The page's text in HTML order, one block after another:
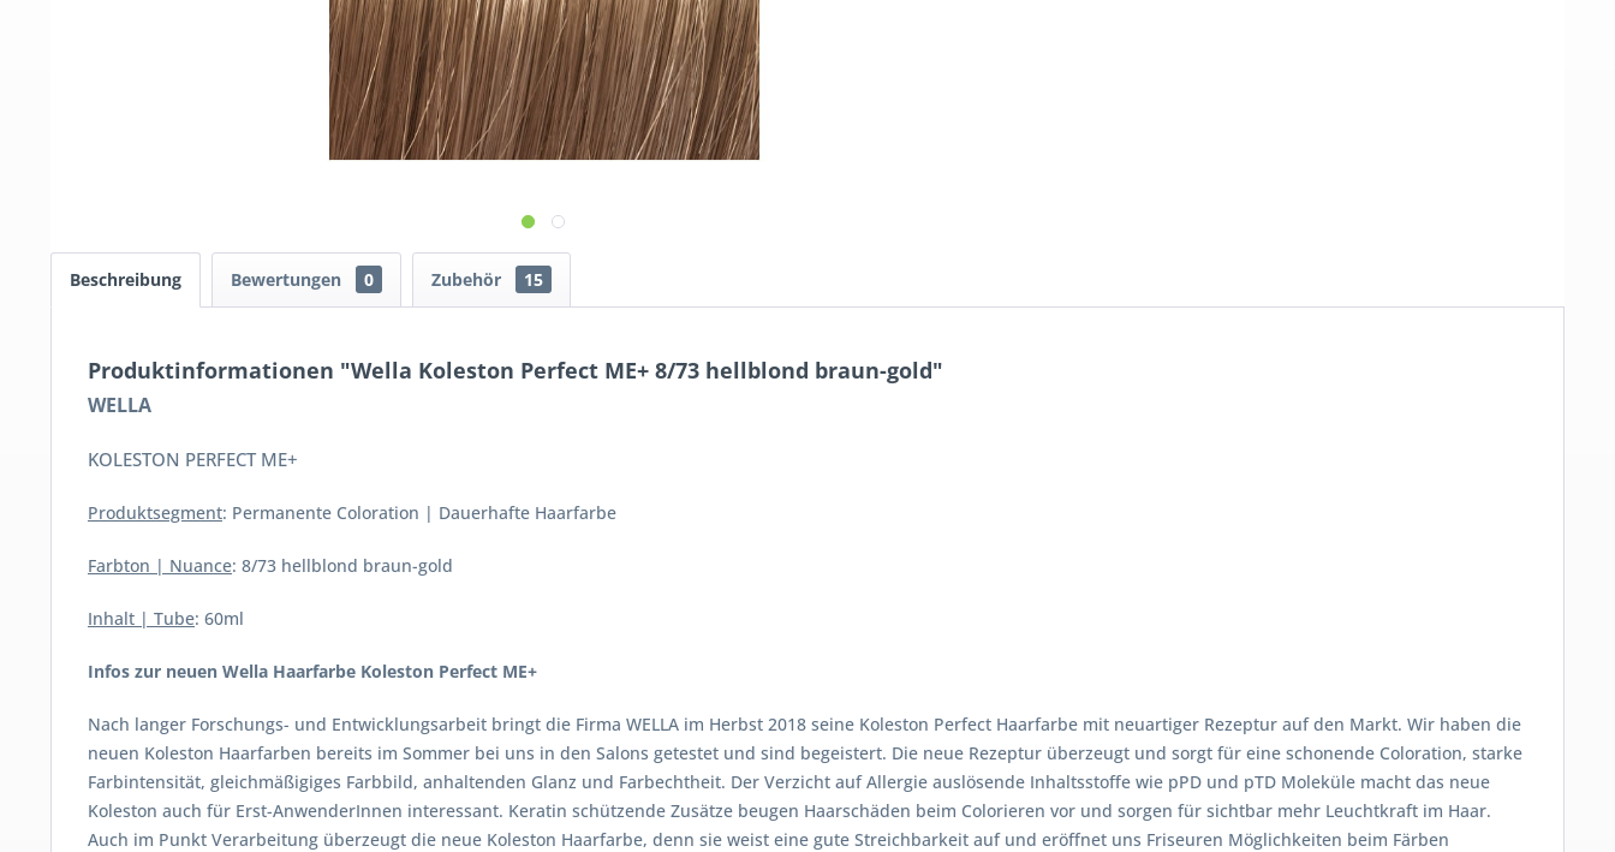
Beschreibung Bewertungen 0 Zubehör 15
Produktinformationen "Wella Koleston Perfect ME+ 8/73 hellblond braun-gold"
WELLA
KOLESTON PERFECT ME+
Produktsegment: Permanente Coloration | Dauerhafte Haarfarbe
Farbton | Nuance: 8/73 hellblond braun-gold
Inhalt | Tube: 60ml
Infos zur neuen Wella Haarfarbe Koleston Perfect ME+
Nach langer Forschungs- und Entwicklungsarbeit bringt die Firma WELLA im Herbst 2018 seine Koleston Perfect Haarfarbe mit neuartiger Rezeptur auf den Markt. Wir haben die
neuen Koleston Haarfarben bereits im Sommer bei uns in den Salons getestet und sind begeistert. Die neue Rezeptur überzeugt und sorgt für eine schonende Coloration, starke
Farbintensität, gleichmäßigiges Farbbild, anhaltenden Glanz und Farbechtheit. Der Verzicht auf Allergie auslösende Inhaltsstoffe wie pPD und pTD Moleküle macht das neue
Koleston auch für Erst-AnwenderInnen interessant. Keratin schützende Zusätze beugen Haarschäden beim Colorieren vor und sorgen für sichtbar mehr Leuchtkraft im Haar.
Auch im Punkt Verarbeitung überzeugt die neue Koleston Haarfarbe, denn sie weist eine gute Streichbarkeit auf und eröffnet uns Friseuren Möglichkeiten beim Färben